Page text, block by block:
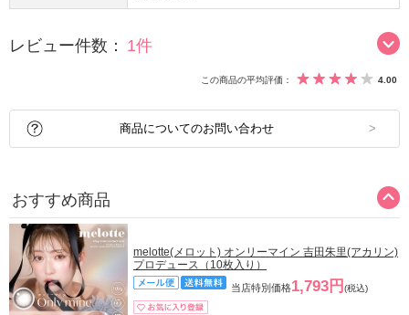
レビュー件数： 1件
この商品の平均評価： 4.00
商品についてのお問い合わせ
おすすめ商品
melotte(メロット) オンリーマイン 吉田朱里(アカリン)
プロデュース（10枚入り）
当店特別価格1,793円 (税込)